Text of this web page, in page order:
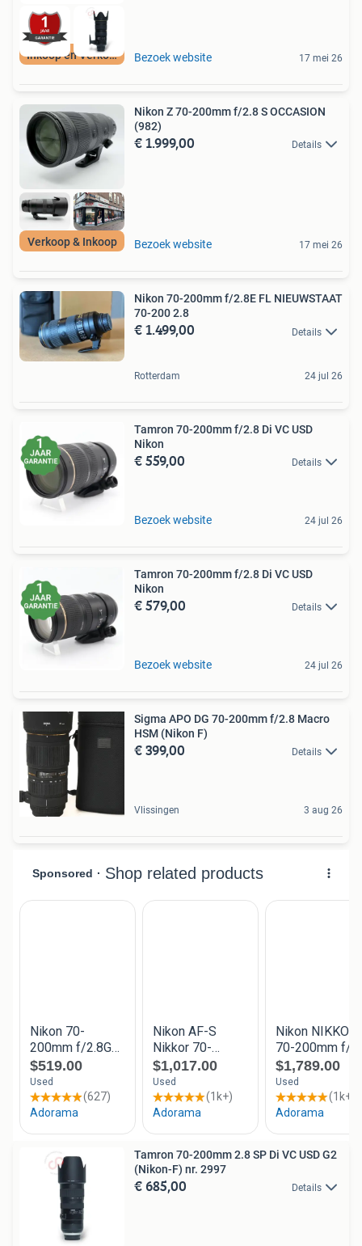
Inkoop en Verkoop Bezoek website 17 mei 26
Verkoop & Inkoop
Nikon Z 70-200mm f/2.8 S OCCASION
(982)
€ 1.999,00 Details
Bezoek website 17 mei 26
Nikon 70-200mm f/2.8E FL NIEUWSTAAT
70-200 2.8
€ 1.499,00 Details
Rotterdam 24 jul 26
Tamron 70-200mm f/2.8 Di VC USD
Nikon
€ 559,00 Details
Bezoek website 24 jul 26
Tamron 70-200mm f/2.8 Di VC USD
Nikon
€ 579,00 Details
Bezoek website 24 jul 26
Sigma APO DG 70-200mm f/2.8 Macro
HSM (Nikon F)
€ 399,00 Details
Vlissingen 3 aug 26
Tamron 70-200mm 2.8 SP Di VC USD G2
(Nikon-F) nr. 2997
€ 685,00 Details